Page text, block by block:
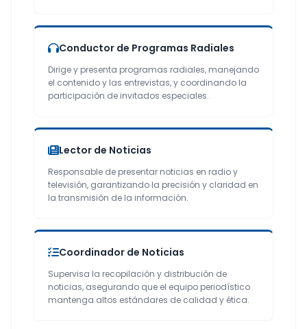
Conductor de Programas Radiales
Dirige y presenta programas radiales, manejando
el contenido y las entrevistas, y coordinando la
participación de invitados especiales.
Lector de Noticias
Responsable de presentar noticias en radio y
televisión, garantizando la precisión y claridad en
la transmisión de la información.
Coordinador de Noticias
Supervisa la recopilación y distribución de
noticias, asegurando que el equipo periodístico
mantenga altos estándares de calidad y ética.